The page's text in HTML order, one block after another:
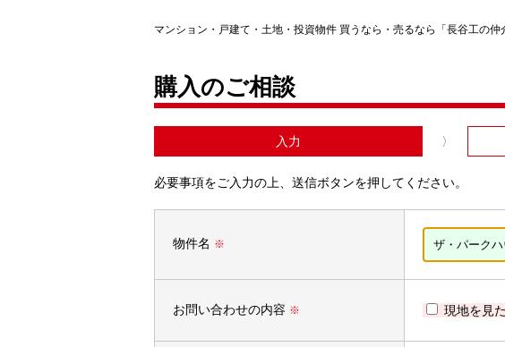
マンション・戸建て・土地・投資物件 買うなら・売るなら「長谷工の仲
購入のご相談
入力
必要事項をご入力の上、送信ボタンを押してください。
物件名 ※
お問い合わせの内容 ※ 現地を見